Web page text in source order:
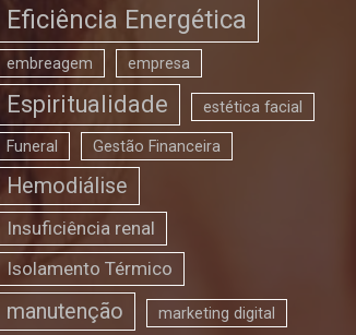
Eficiência Energética
embreagem empresa
Espiritualidade estética facial
Funeral Gestão Financeira
Hemodiálise
Insuficiência renal
Isolamento Térmico
manutenção marketing digital